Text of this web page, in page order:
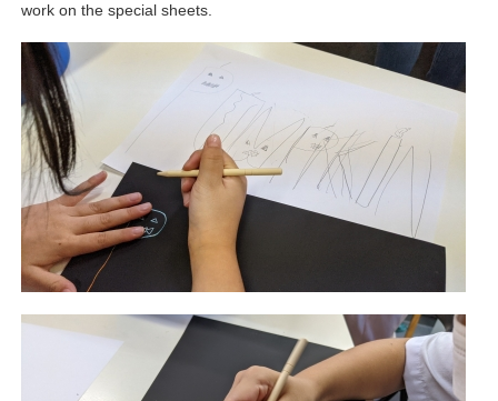
work on the special sheets.